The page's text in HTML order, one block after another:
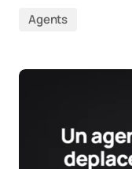
Agents